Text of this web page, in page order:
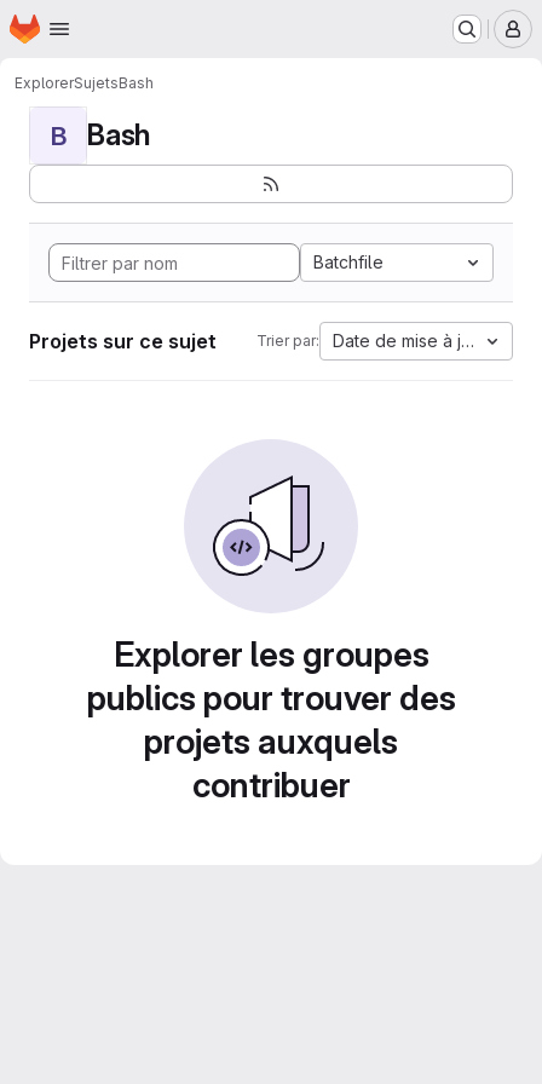
Passer au contenu principal
Page d'accueil
ExplorerSujetsBash
B Bash
Batchfile
Projets sur ce sujet Trier par: Date de mise à jour
Explorer les groupes
publics pour trouver des
projets auxquels
contribuer